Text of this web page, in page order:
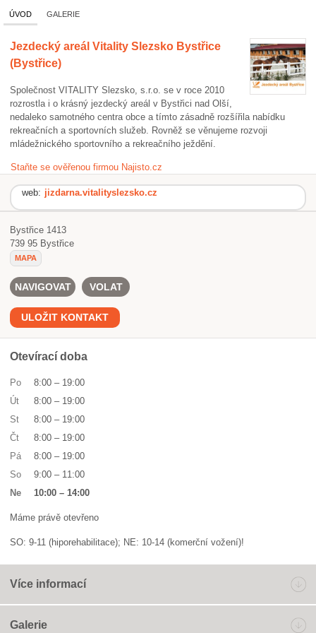
ÚVOD GALERIE
Jezdecký areál Vitality Slezsko Bystřice
(Bystřice)
Společnost VITALITY Slezsko, s.r.o. se v roce 2010
rozrostla i o krásný jezdecký areál v Bystřici nad Olší,
nedaleko samotného centra obce a tímto zásadně rozšířila nabídku
rekreačních a sportovních služeb. Rovněž se věnujeme rozvoji
mládežnického sportovního a rekreačního ježdění.
Staňte se ověřenou firmou Najisto.cz
web: jizdarna.vitalityslezsko.cz
Bystřice 1413
739 95 Bystřice
MAPA
NAVIGOVAT VOLAT
ULOŽIT KONTAKT
Otevírací doba
Po 8:00 – 19:00
Út
8:00 – 19:00
St
8:00 – 19:00
Čt
8:00 – 19:00
Pá
8:00 – 19:00
So
9:00 – 11:00
Ne
10:00 – 14:00
Máme právě otevřeno
SO: 9-11 (hiporehabilitace); NE: 10-14 (komerční vožení)!
Více informací
Galerie